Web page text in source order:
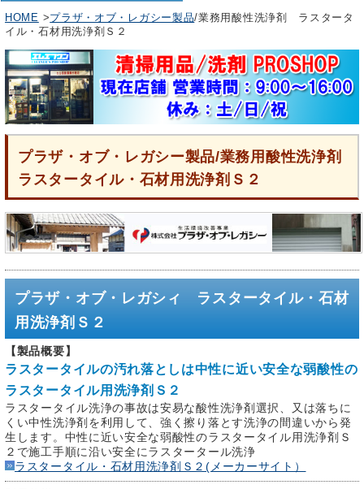
HOME >プラザ・オブ・レガシー製品/業務用酸性洗浄剤 ラスタータ
イル・石材用洗浄剤Ｓ２
プラザ・オブ・レガシー製品/業務用酸性洗浄剤
ラスタータイル・石材用洗浄剤Ｓ２
プラザ・オブ・レガシィ ラスタータイル・石材
用洗浄剤Ｓ２
【製品概要】
ラスタータイルの汚れ落としは中性に近い安全な弱酸性の
ラスタータイル用洗浄剤Ｓ２
ラスタータイル洗浄の事故は安易な酸性洗浄剤選択、又は落ちに
くい中性洗浄剤を利用して、強く擦り落とす洗浄の間違いから発
生します。中性に近い安全な弱酸性のラスタータイル用洗浄剤Ｓ
２で施工手順に沿い安全にラスタータール洗浄
ラスタータイル・石材用洗浄剤Ｓ２(メーカーサイト）